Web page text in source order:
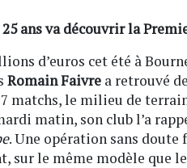
ans va découvrir la
d’euros cet été à
Romain Faivre a retrouvé
matchs, le milieu de
matin, son club l’a
. Une opération sans
sur le même modèle que